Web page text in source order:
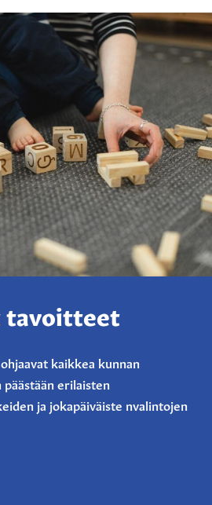
tavoitteet
kaikkea kunnan
erilaisten
ja jokapäiväiste nvalintojen